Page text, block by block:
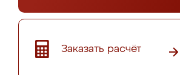
Заказать расчёт